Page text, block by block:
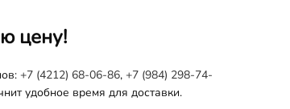
цену!
+7 (4212) 68-06-86, +7 (984) 298-74-
удобное время для доставки.